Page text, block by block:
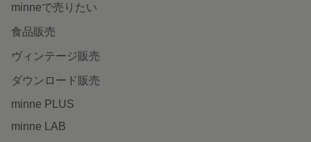
minneで売りたい
食品販売
ヴィンテージ販売
ダウンロード販売
minne PLUS
minne LAB